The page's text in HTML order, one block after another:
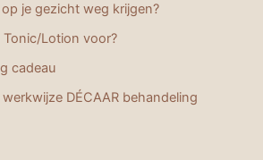
je gezicht weg krijgen?
Tonic/Lotion voor?
cadeau
DÉCAAR behandeling